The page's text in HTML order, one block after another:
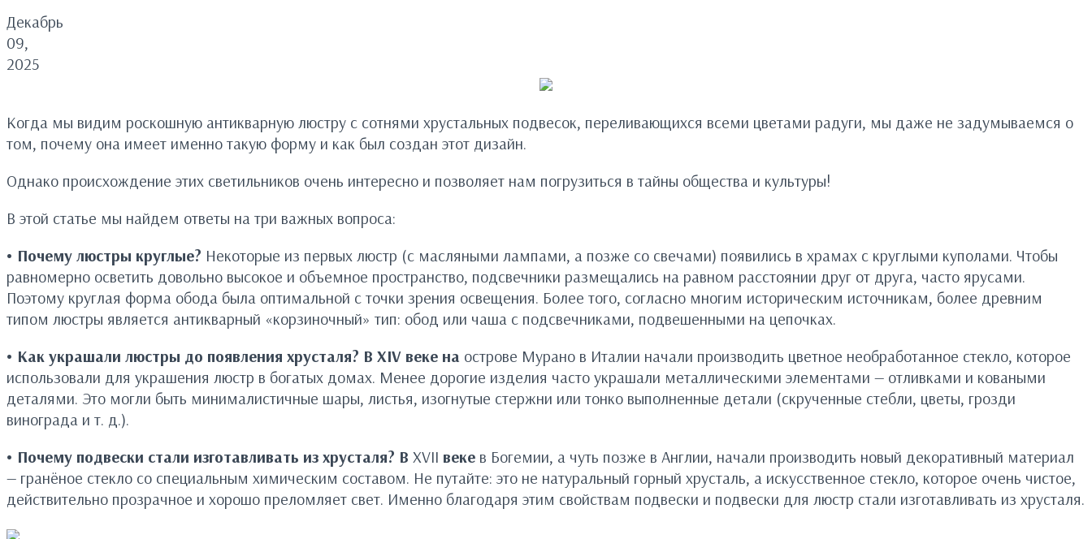
Декабрь
09,
2025
Когда мы видим роскошную антикварную люстру с сотнями хрустальных подвесок, переливающихся всеми цветами радуги, мы даже не задумываемся о
том, почему она имеет именно такую форму и как был создан этот дизайн.
Однако происхождение этих светильников очень интересно и позволяет нам погрузиться в тайны общества и культуры!
В этой статье мы найдем ответы на три важных вопроса:
• Почему люстры круглые? Некоторые из первых люстр (с масляными лампами, а позже со свечами) появились в храмах с круглыми куполами. Чтобы
равномерно осветить довольно высокое и объемное пространство, подсвечники размещались на равном расстоянии друг от друга, часто ярусами.
Поэтому круглая форма обода была оптимальной с точки зрения освещения. Более того, согласно многим историческим источникам, более древним
типом люстры является антикварный «корзиночный» тип: обод или чаша с подсвечниками, подвешенными на цепочках.
• Как украшали люстры до появления хрусталя? В XIV веке на острове Мурано в Италии начали производить цветное необработанное стекло, которое
использовали для украшения люстр в богатых домах. Менее дорогие изделия часто украшали металлическими элементами — отливками и коваными
деталями. Это могли быть минималистичные шары, листья, изогнутые стержни или тонко выполненные детали (скрученные стебли, цветы, грозди
винограда и т. д.).
• Почему подвески стали изготавливать из хрусталя? В XVII веке в Богемии, а чуть позже в Англии, начали производить новый декоративный материал
— гранёное стекло со специальным химическим составом. Не путайте: это не натуральный горный хрусталь, а искусственное стекло, которое очень чистое,
действительно прозрачное и хорошо преломляет свет. Именно благодаря этим свойствам подвески и подвески для люстр стали изготавливать из хрусталя.